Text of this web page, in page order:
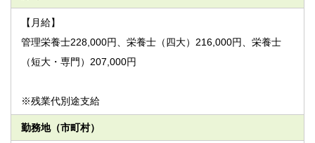
【月給】
管理栄養士228,000円、栄養士（四大）216,000円、栄養士
（短大・専門）207,000円
※残業代別途支給
勤務地（市町村）